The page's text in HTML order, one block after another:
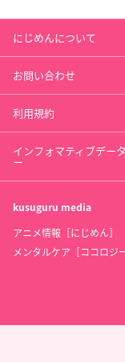
にじめんについて
お問い合わせ
利用規約
インフォマティブデー
ー
kusuguru media
アニメ情報［にじめん］
メンタルケア［ココロジー